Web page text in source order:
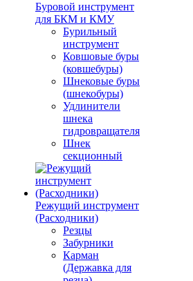
Буровой инструмент
для БКМ и КМУ
Бурильный
инструмент
Ковшовые буры
(ковшебуры)
Шнековые буры
(шнекобуры)
Удлинители
шнека
гидровращателя
Шнек
секционный
Режущий инструмент
(Расходники)
Резцы
Забурники
Карман
(Державка для